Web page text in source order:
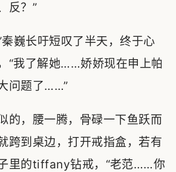
反？”
巍长吁短叹了半天，终于心
“我了解她……娇娇现在申上帕
问题了……”
的，腰一腾，骨碌一下鱼跃而
跨到桌边，打开戒指盒，若有
里的tiffany钻戒，“老范……你